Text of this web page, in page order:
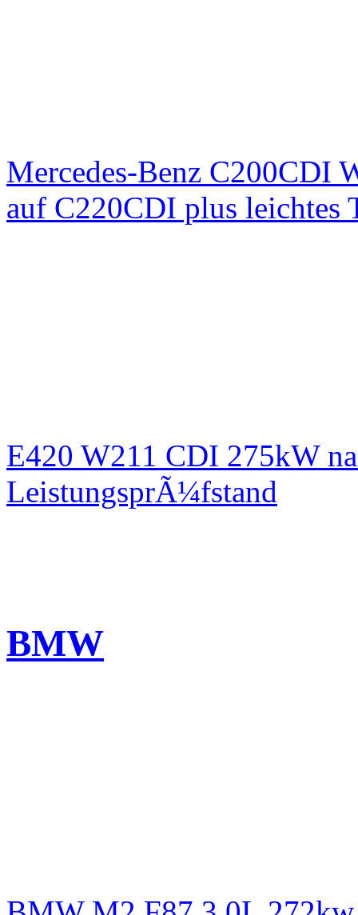
Mercedes-Benz C200CDI
auf C220CDI plus
E420 W211 CDI 275kW
LeistungsprÃ¼fstand
BMW